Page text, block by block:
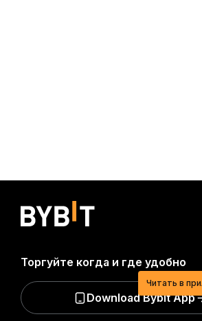
Торгуйте когда и где удобно
Download Bybit App
криптовалют
$20
Участвовать
Читать в